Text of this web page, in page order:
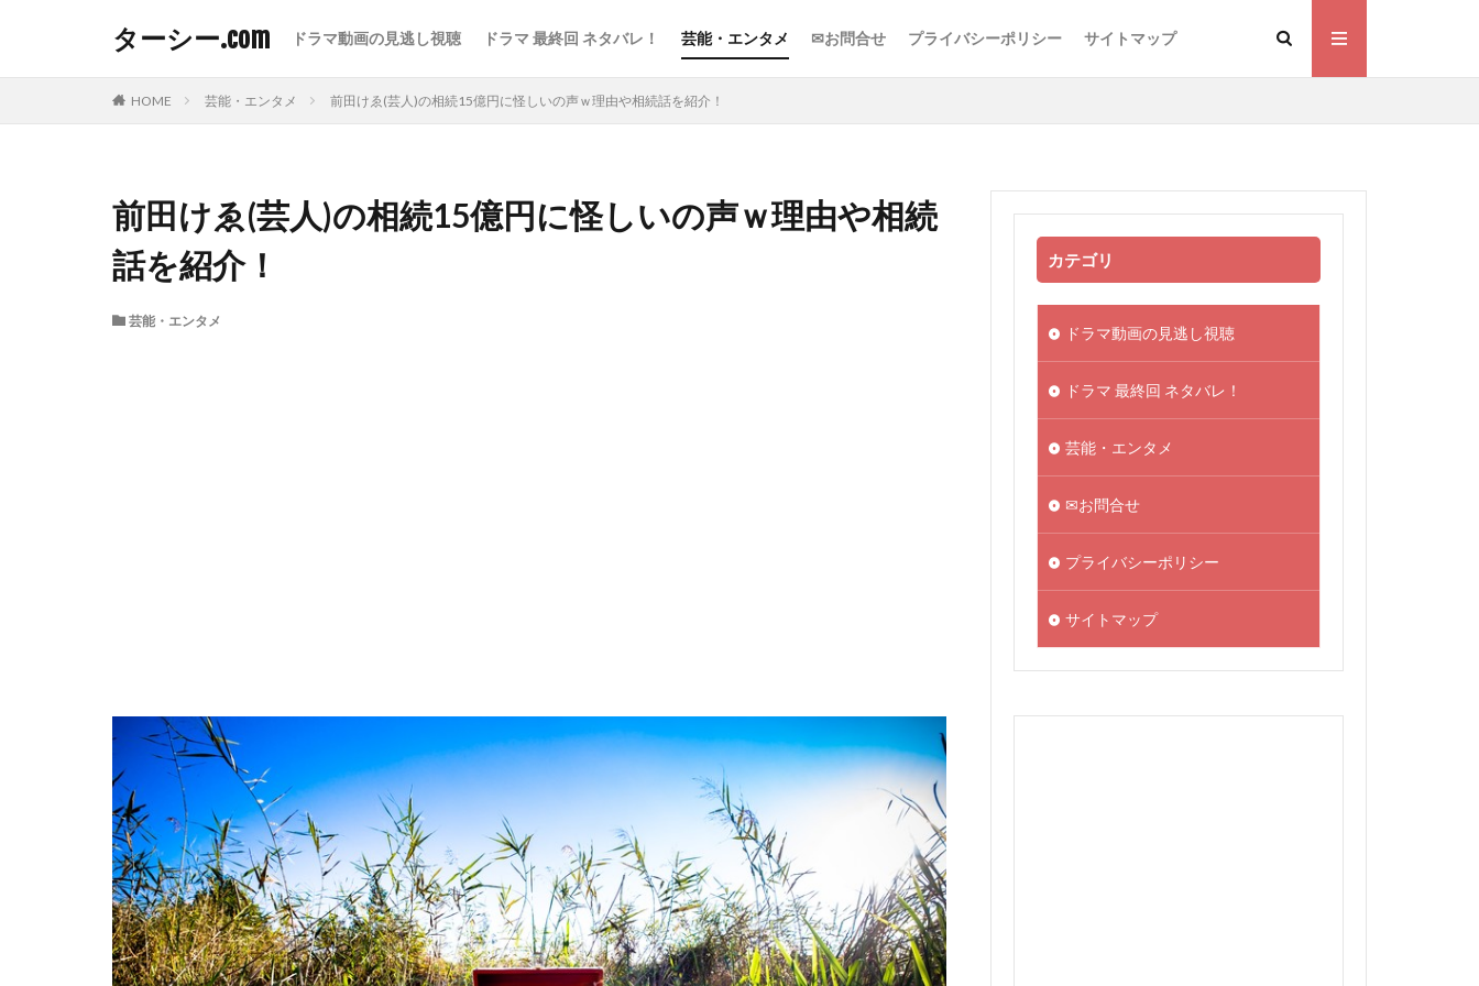
ターシー.com ドラマ動画の見逃し視聴 ドラマ 最終回 ネタバレ！ 芸能・エンタメ ✉お問合せ プライバシーポリシー サイトマップ
HOME 芸能・エンタメ 前田けゑ(芸人)の相続15億円に怪しいの声ｗ理由や相続話を紹介！
前田けゑ(芸人)の相続15億円に怪しいの声ｗ理由や相続
話を紹介！
芸能・エンタメ
カテゴリ
ドラマ動画の見逃し視聴
ドラマ 最終回 ネタバレ！
芸能・エンタメ
✉お問合せ
プライバシーポリシー
サイトマップ